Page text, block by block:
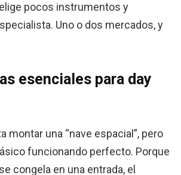
pocos instrumentos y
Uno o dos mercados, y
esenciales para day
montar una “nave espacial”, pero
funcionando perfecto. Porque
congela en una entrada, el